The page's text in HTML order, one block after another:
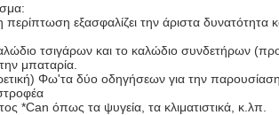
περίπτωση εξασφαλίζει την άριστα
τσιγάρων και το καλώδιο συνδετήρων
μπαταρία.
Φω'τα δύο οδηγήσεων για την
*Can όπως τα ψυγεία, τα κλιματιστικά, κ.λπ.